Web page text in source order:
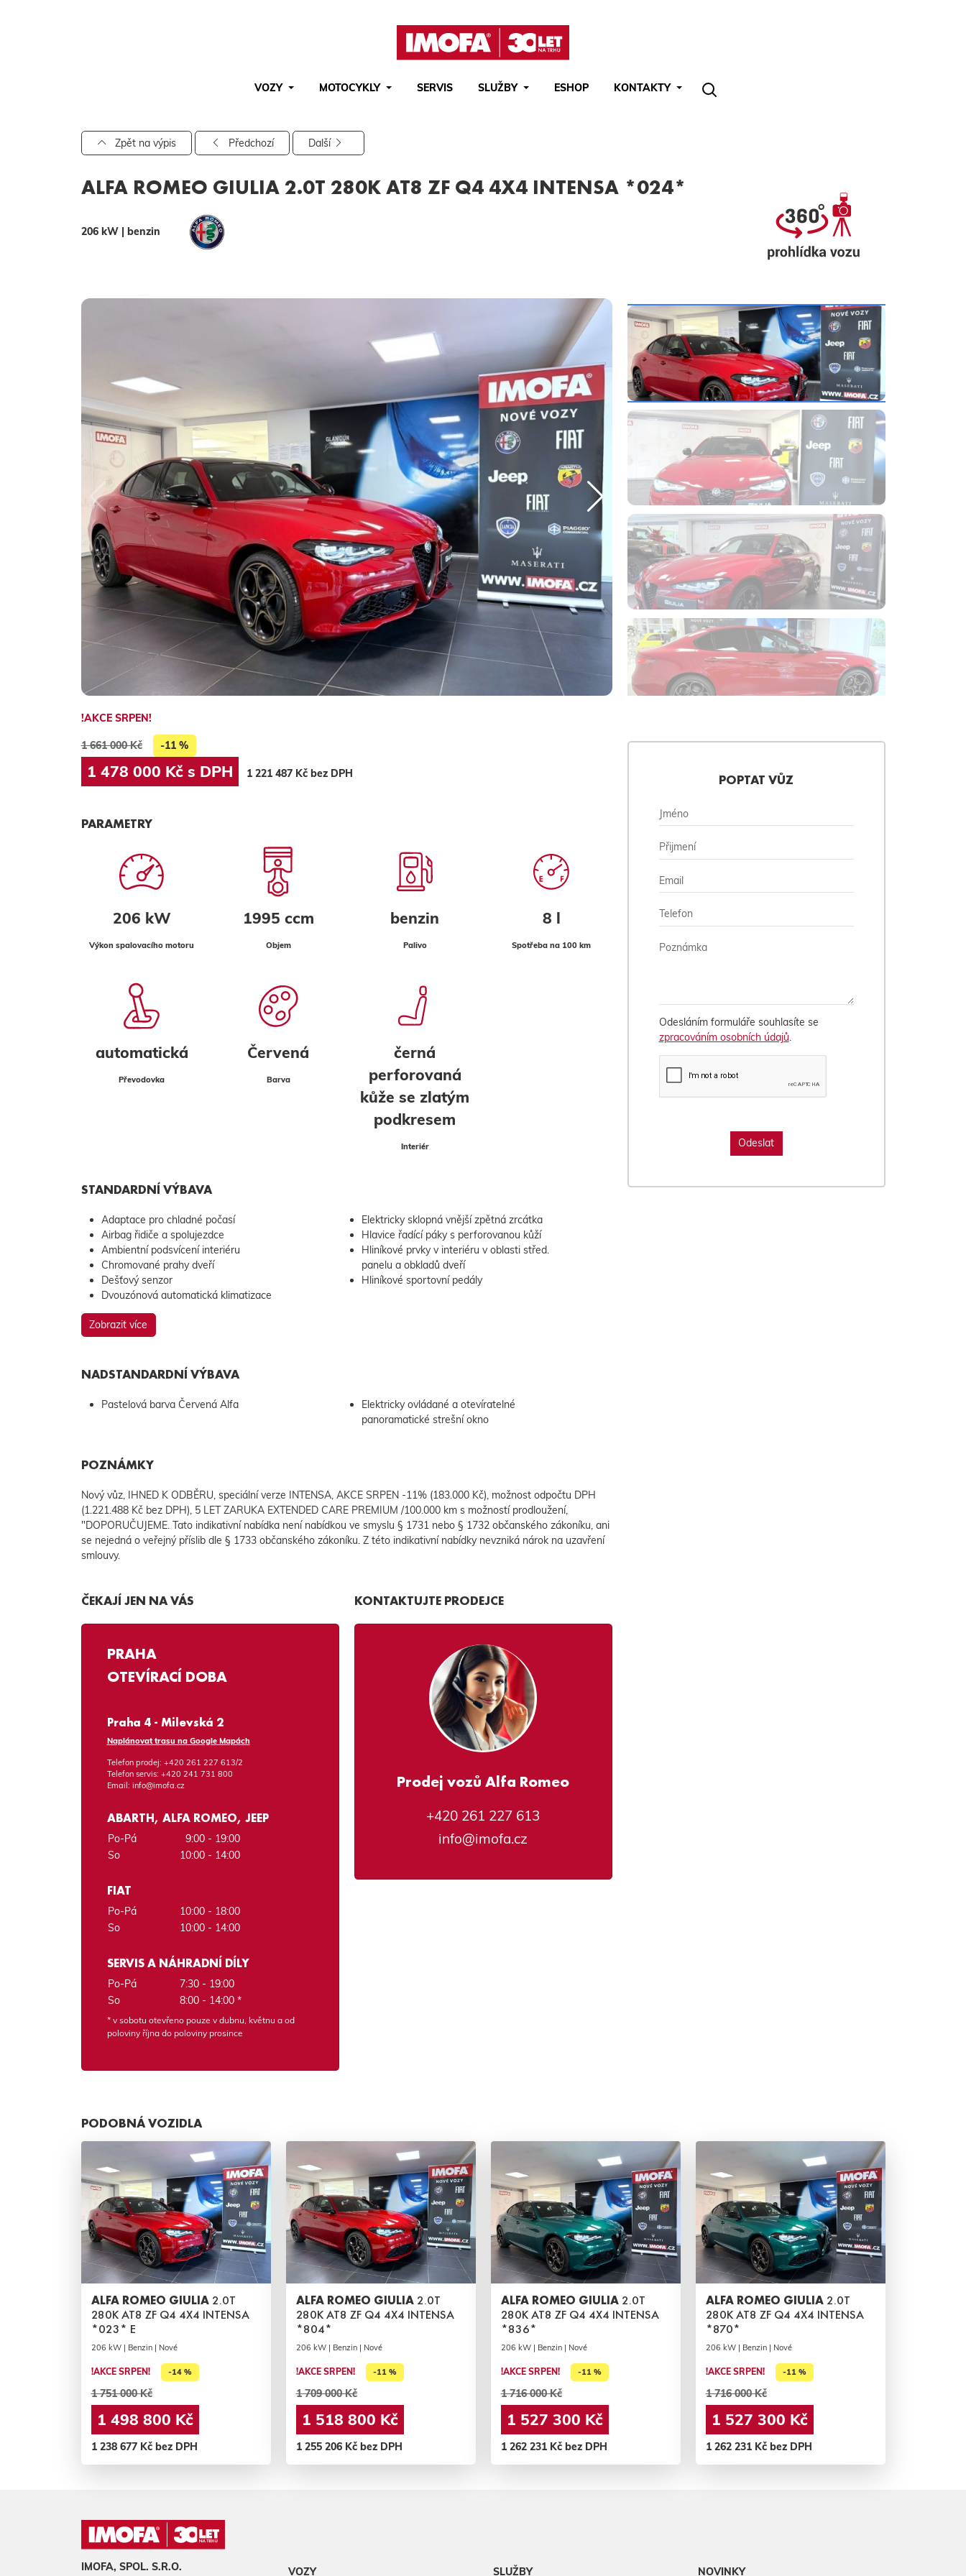
VOZY MOTOCYKLY SERVIS SLUŽBY ESHOP
KONTAKTY
Pro vyhledávání zadejte alespoň 3 znaky.
Zpět na výpis Předchozí Další
ALFA ROMEO GIULIA 2.0T 280K AT8 ZF Q4 4X4 INTENSA *024*
206 kW | benzin
!AKCE SRPEN!
1 661 000 Kč -11 %
1 478 000 Kč s DPH 1 221 487 Kč bez DPH
PARAMETRY
206 kW
Výkon spalovacího motoru
1995 ccm
Objem
benzin
Palivo
8 l
Spotřeba na 100 km
automatická
Převodovka
Červená
Barva
černá
perforovaná
kůže se zlatým
podkresem
Interiér
STANDARDNÍ VÝBAVA
Adaptace pro chladné počasí
Airbag řidiče a spolujezdce
Ambientní podsvícení interiéru
Chromované prahy dveří
Dešťový senzor
Dvouzónová automatická klimatizace
Elektricky sklopná vnější zpětná zrcátka
Hlavice řadící páky s perforovanou kůží
Hliníkové prvky v interiéru v oblasti střed.
panelu a obkladů dveří
Hliníkové sportovní pedály
Zobrazit více
NADSTANDARDNÍ VÝBAVA
Pastelová barva Červená Alfa
Elektricky ovládané a otevíratelné
panoramatické strešní okno
POZNÁMKY
Nový vůz, IHNED K ODBĚRU, speciální verze INTENSA, AKCE SRPEN -11% (183.000 Kč), možnost odpočtu DPH
(1.221.488 Kč bez DPH), 5 LET ZARUKA EXTENDED CARE PREMIUM /100.000 km s možností prodloužení,
"DOPORUČUJEME. Tato indikativní nabídka není nabídkou ve smyslu § 1731 nebo § 1732 občanského zákoníku, ani
se nejedná o veřejný příslib dle § 1733 občanského zákoníku. Z této indikativní nabídky nevzniká nárok na uzavření
smlouvy.
ČEKAJÍ JEN NA VÁS
PRAHA
OTEVÍRACÍ DOBA
Praha 4 - Milevská 2
Naplánovat trasu na Google Mapách
Telefon prodej: +420 261 227 613/2
Telefon servis: +420 241 731 800
Email: info@imofa.cz
ABARTH, ALFA ROMEO, JEEP
Po-Pá
9:00 - 19:00
So
10:00 - 14:00
FIAT
Po-Pá
10:00 - 18:00
So
10:00 - 14:00
SERVIS A NÁHRADNÍ DÍLY
Po-Pá
7:30 - 19:00
So
8:00 - 14:00 *
* v sobotu otevřeno pouze v dubnu, květnu a od
poloviny října do poloviny prosince
KONTAKTUJTE PRODEJCE
Prodej vozů Alfa Romeo
+420 261 227 613
info@imofa.cz
POPTAT VŮZ
Odesláním formuláře souhlasíte se
zpracováním osobních údajů.
PODOBNÁ VOZIDLA
ALFA ROMEO GIULIA 2.0T
280K AT8 ZF Q4 4X4 INTENSA
*023* E
206 kW | Benzin | Nové
!AKCE SRPEN! -14 %
1 751 000 Kč
1 498 800 Kč
1 238 677 Kč bez DPH
ALFA ROMEO GIULIA 2.0T
280K AT8 ZF Q4 4X4 INTENSA
*804*
206 kW | Benzin | Nové
!AKCE SRPEN! -11 %
1 709 000 Kč
1 518 800 Kč
1 255 206 Kč bez DPH
ALFA ROMEO GIULIA 2.0T
280K AT8 ZF Q4 4X4 INTENSA
*836*
206 kW | Benzin | Nové
!AKCE SRPEN! -11 %
1 716 000 Kč
1 527 300 Kč
1 262 231 Kč bez DPH
ALFA ROMEO GIULIA 2.0T
280K AT8 ZF Q4 4X4 INTENSA
*870*
206 kW | Benzin | Nové
!AKCE SRPEN! -11 %
1 716 000 Kč
1 527 300 Kč
1 262 231 Kč bez DPH
IMOFA, SPOL. S.R.O. VOZY SLUŽBY NOVINKY